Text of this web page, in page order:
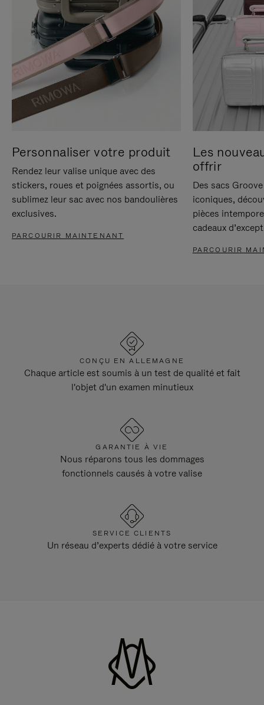
Personnaliser votre produit
Rendez leur valise unique avec des
stickers, roues et poignées assortis, ou
sublimez leur sac avec nos bandoulières
exclusives.
PARCOURIR MAINTENANT
Les
offrir
Des sacs
iconiques,
pièces
cadeaux
PARCOURIR
CONÇU EN ALLEMAGNE
Chaque article est soumis à un test de qualité et fait
l'objet d'un examen minutieux
GARANTIE À VIE
Nous réparons tous les dommages
fonctionnels causés à votre valise
SERVICE CLIENTS
Un réseau d’experts dédié à votre service